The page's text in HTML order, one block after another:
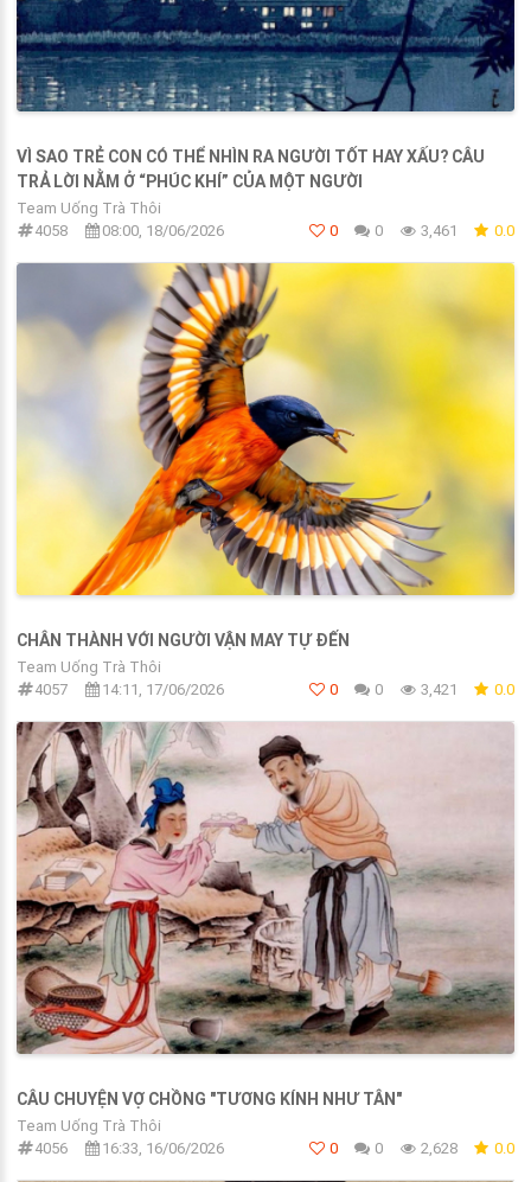
VÌ SAO TRẺ CON CÓ THỂ NHÌN RA NGƯỜI TỐT HAY XẤU? CÂU
TRẢ LỜI NẰM Ở “PHÚC KHÍ” CỦA MỘT NGƯỜI
Team Uống Trà Thôi
4058
08:00, 18/06/2026 0 0 3,461 0.0
CHÂN THÀNH VỚI NGƯỜI VẬN MAY TỰ ĐẾN
Team Uống Trà Thôi
4057
14:11, 17/06/2026 0 0 3,421 0.0
CÂU CHUYỆN VỢ CHỒNG "TƯƠNG KÍNH NHƯ TÂN"
Team Uống Trà Thôi
4056
16:33, 16/06/2026 0 0 2,628 0.0